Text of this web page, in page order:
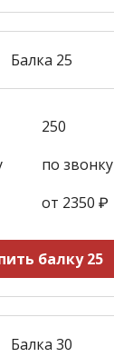
Балка 25
250
по звонку
от 2350 ₽
балку 25
Балка 30